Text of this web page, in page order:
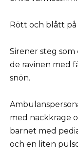
Rött och blått på
Sirener steg
de ravinen med
snön.
med nackkrage
barnet med
och en liten